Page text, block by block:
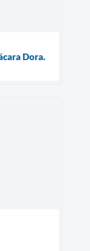
Dora.